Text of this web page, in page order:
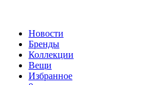
Новости
Бренды
Коллекции
Вещи
Избранное